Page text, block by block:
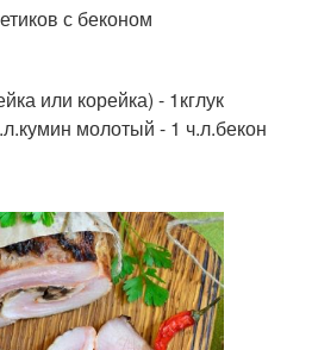
с беконом
или корейка) - 1кглук
молотый - 1 ч.л.бекон